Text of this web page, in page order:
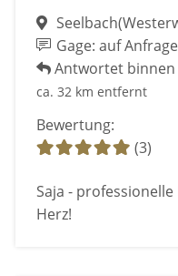
Gage: auf Anfrage
Antwortet binnen
ca. 32 km entfernt
Bewertung:
(3)
Saja -
Herz!